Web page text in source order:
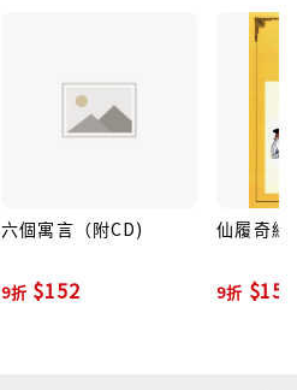
六個寓言（附CD)
9折 $152
仙履奇緣
9折 $152